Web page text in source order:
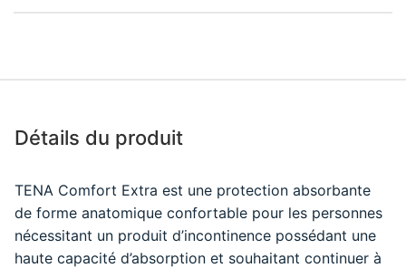
Détails du produit
TENA Comfort Extra est une protection absorbante
de forme anatomique confortable pour les personnes
nécessitant un produit d’incontinence possédant une
haute capacité d’absorption et souhaitant continuer à